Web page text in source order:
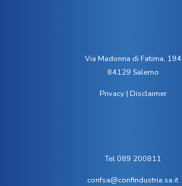
Via Madonna di Fatima, 194
84129 Salerno
Privacy| Disclaimer
Tel 089 200811
confsa@confindustria.sa.it